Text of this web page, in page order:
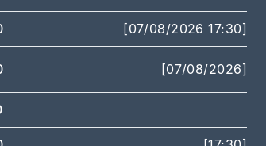
[07/08/2026 17:30]
[07/08/2026]